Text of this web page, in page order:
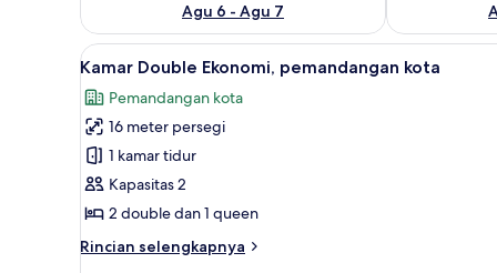
Agu 6 - Agu 7
Lihat
semua
foto
untuk
Kamar
Double
Ekonomi,
kota
Kamar Double Ekonomi,
1
Kamar Double Ekonomi, pemandangan kota
Pemandangan kota
16 meter persegi
1 kamar tidur
Kapasitas 2
2 double dan 1 queen
Rincian selengkapnya
Rincian